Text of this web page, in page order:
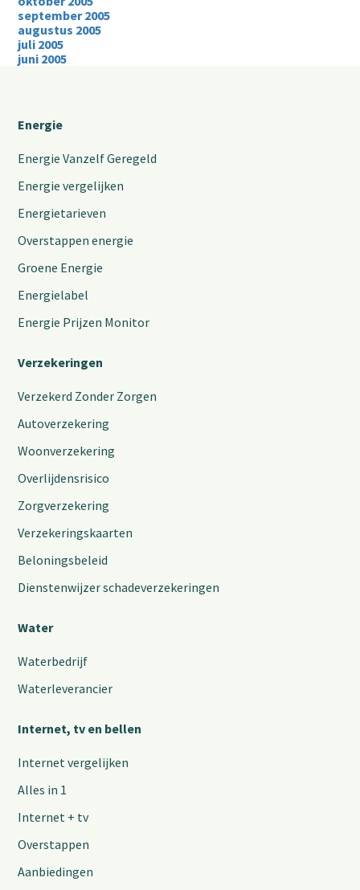
september 2005
augustus 2005
juli 2005
juni 2005
Energie
Energie Vanzelf Geregeld
Energie vergelijken
Energietarieven
Overstappen energie
Groene Energie
Energielabel
Energie Prijzen Monitor
Verzekeringen
Verzekerd Zonder Zorgen
Autoverzekering
Woonverzekering
Overlijdensrisico
Zorgverzekering
Verzekeringskaarten
Beloningsbeleid
Dienstenwijzer schadeverzekeringen
Water
Waterbedrijf
Waterleverancier
Internet, tv en bellen
Internet vergelijken
Alles in 1
Internet + tv
Overstappen
Aanbiedingen